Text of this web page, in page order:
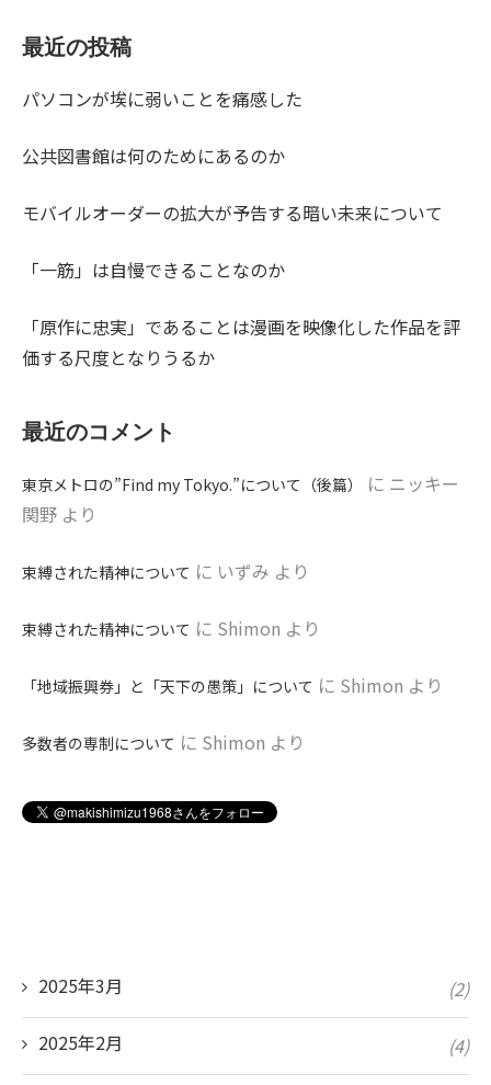
最近の投稿
パソコンが埃に弱いことを痛感した
公共図書館は何のためにあるのか
モバイルオーダーの拡大が予告する暗い未来について
「一筋」は自慢できることなのか
「原作に忠実」であることは漫画を映像化した作品を評
価する尺度となりうるか
最近のコメント
東京メトロの”Find my Tokyo.”について（後篇） に ニッキー
関野 より
束縛された精神について に いずみ より
束縛された精神について に Shimon より
「地域振興券」と「天下の愚策」について に Shimon より
多数者の専制について に Shimon より
2025年3月 (2)
2025年2月 (4)